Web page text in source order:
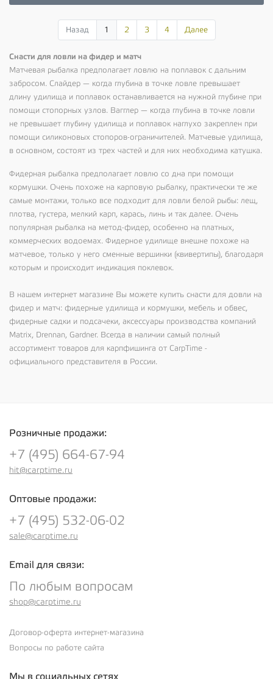
Назад 1 2 3 4 Далее
Снасти для ловли на фидер и матч
Матчевая рыбалка предполагает ловлю на поплавок с дальним
забросом. Слайдер — когда глубина в точке ловле превышает
длину удилища и поплавок останавливается на нужной глубине при
помощи стопорных узлов. Вагглер — когда глубина в точке ловли
не превышает глубину удилища и поплавок наглухо закреплен при
помощи силиконовых стопоров-ограничителей. Матчевые удилища,
в основном, состоят из трех частей и для них необходима катушка.
Фидерная рыбалка предполагает ловлю со дна при помощи
кормушки. Очень похоже на карповую рыбалку, практически те же
самые монтажи, только все подходит для ловли белой рыбы: лещ,
плотва, густера, мелкий карп, карась, линь и так далее. Очень
популярная рыбалка на метод-фидер, особенно на платных,
коммерческих водоемах. Фидерное удилище внешне похоже на
матчевое, только у него сменные вершинки (квивертипы), благодаря
которым и происходит индикация поклевок.
В нашем интернет магазине Вы можете купить снасти для довли на
фидер и матч: фидерные удилища и кормушки, мебель и обвес,
фидерные садки и подсачеки, аксессуары производства компаний
Matrix, Drennan, Gardner. Всегда в наличии самый полный
ассортимент товаров для карпфишинга от CarpTime -
официального представителя в России.
Розничные продажи:
+7 (495) 664-67-94
hit@carptime.ru
Оптовые продажи:
+7 (495) 532-06-02
sale@carptime.ru
Email для связи:
По любым вопросам
shop@carptime.ru
Договор-оферта интернет-магазина
Вопросы по работе сайта
Мы в социальных сетях